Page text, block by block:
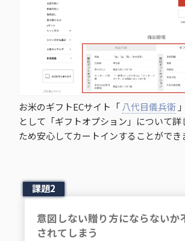
お米のギフトECサイト「 八代目儀兵衛
として「ギフトオプション」について詳
ため安心してカートインすることができ
課題2
意図しない贈り方にならないか
されてしまう